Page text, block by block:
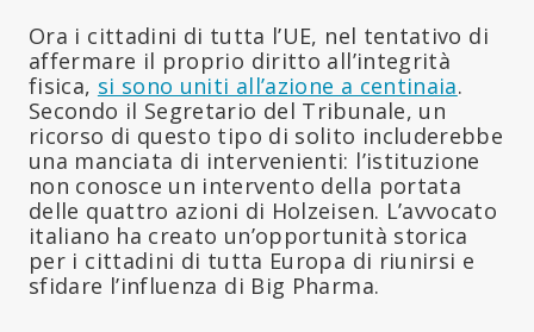
Ora i cittadini di tutta l’UE, nel tentativo di
affermare il proprio diritto all’integrità
fisica, si sono uniti all’azione a centinaia.
Secondo il Segretario del Tribunale, un
ricorso di questo tipo di solito includerebbe
una manciata di intervenienti: l’istituzione
non conosce un intervento della portata
delle quattro azioni di Holzeisen. L’avvocato
italiano ha creato un’opportunità storica
per i cittadini di tutta Europa di riunirsi e
sfidare l’influenza di Big Pharma.